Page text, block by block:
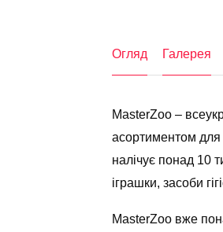
Огляд Галерея
MasterZoo –
асортиментом для
налічує понад 10
іграшки, засоби
MasterZoo вже